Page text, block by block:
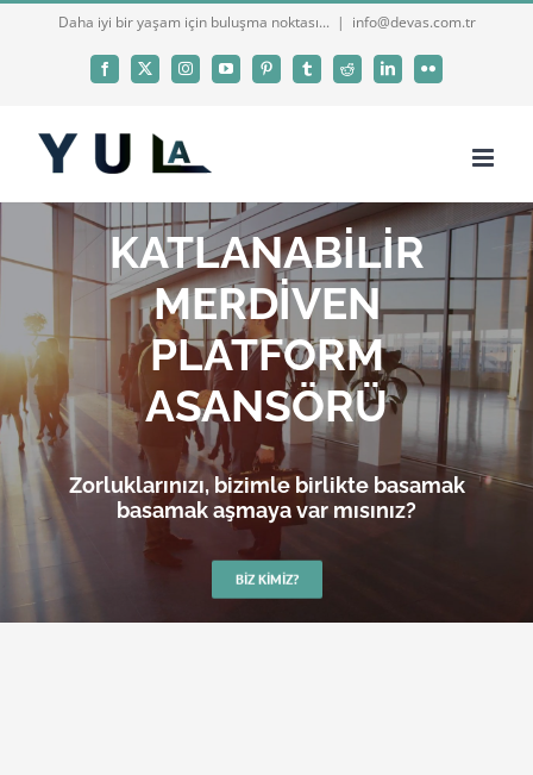
Daha iyi bir yaşam için buluşma noktası... | info@devas.com.tr
Facebook
X InstagramYouTubePinterestTumblrReddit LinkedInFlickr
KATLANABİLİR
MERDİVEN
PLATFORM
ASANSÖRÜ
Zorluklarınızı, bizimle birlikte basamak
basamak aşmaya var mısınız?
BIZ KIMIZ?